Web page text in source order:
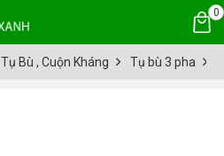
0
Tụ Bù , Cuộn Kháng Tụ bù 3 pha